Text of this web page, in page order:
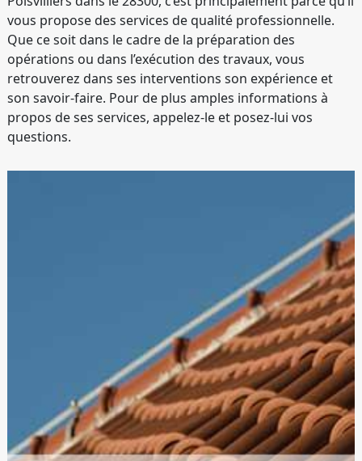
vous propose des services de qualité professionnelle.
Que ce soit dans le cadre de la préparation des
opérations ou dans l’exécution des travaux, vous
retrouverez dans ses interventions son expérience et
son savoir-faire. Pour de plus amples informations à
propos de ses services, appelez-le et posez-lui vos
questions.